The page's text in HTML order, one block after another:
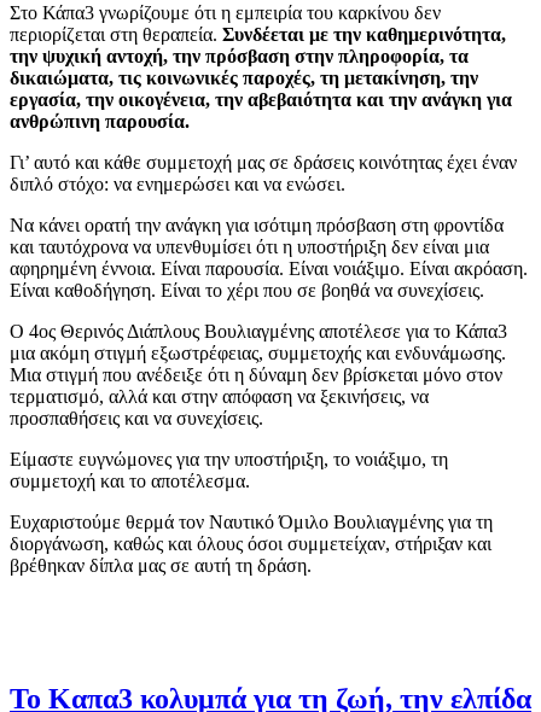
Στο Κάπα3 γνωρίζουμε ότι η εμπειρία του καρκίνου δεν
περιορίζεται στη θεραπεία. Συνδέεται με την καθημερινότητα,
την ψυχική αντοχή, την πρόσβαση στην πληροφορία, τα
δικαιώματα, τις κοινωνικές παροχές, τη μετακίνηση, την
εργασία, την οικογένεια, την αβεβαιότητα και την ανάγκη για
ανθρώπινη παρουσία.
Γι’ αυτό και κάθε συμμετοχή μας σε δράσεις κοινότητας έχει έναν
διπλό στόχο: να ενημερώσει και να ενώσει.
Να κάνει ορατή την ανάγκη για ισότιμη πρόσβαση στη φροντίδα
και ταυτόχρονα να υπενθυμίσει ότι η υποστήριξη δεν είναι μια
αφηρημένη έννοια. Είναι παρουσία. Είναι νοιάξιμο. Είναι ακρόαση.
Είναι καθοδήγηση. Είναι το χέρι που σε βοηθά να συνεχίσεις.
Ο 4ος Θερινός Διάπλους Βουλιαγμένης αποτέλεσε για το Κάπα3
μια ακόμη στιγμή εξωστρέφειας, συμμετοχής και ενδυνάμωσης.
Μια στιγμή που ανέδειξε ότι η δύναμη δεν βρίσκεται μόνο στον
τερματισμό, αλλά και στην απόφαση να ξεκινήσεις, να
προσπαθήσεις και να συνεχίσεις.
Είμαστε ευγνώμονες για την υποστήριξη, το νοιάξιμο, τη
συμμετοχή και το αποτέλεσμα.
Ευχαριστούμε θερμά τον Ναυτικό Όμιλο Βουλιαγμένης για τη
διοργάνωση, καθώς και όλους όσοι συμμετείχαν, στήριξαν και
βρέθηκαν δίπλα μας σε αυτή τη δράση.
Το Καπα3 κολυμπά για τη ζωή, την ελπίδα